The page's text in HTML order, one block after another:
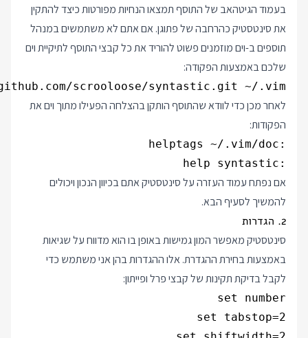
בעמוד הגיטהאב של התוסף תמצאו הנחיות מפורטות כיצד להתקין
את סינטסטיק כהרחבה של פתוגן. אם אתם לא משתמשים במנהל
תוספים ב-וים מוזמנים פשוט להוריד את כל קבצי התוסף לתיקיית וים
שלכם באמצעות הפקודה:
scrooloose/syntastic.git ~/.vim
לאחר מכן כדי לוודא שהתוסף הותקן בהצלחה הפעילו מתוך וים את
הפקודות:
:help syntastic
אם נפתח עמוד העזרה על סינטסטיק אתם בכיוון הנכון ויכולים
להמשיך לסעיף הבא.
2. הגדרות
סינטסטיק מאפשר המון גמישות באופן בו הוא מדווח על שגיאות
באמצעות בחירת ההגדרת. אלו ההגדרות בהן אני משתמש כדי
לקבל בדיקת תקינות של קבצי פרל ופייתון: